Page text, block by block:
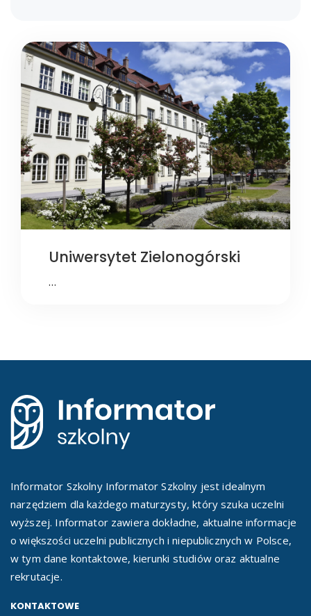
Uniwersytet Zielonogórski
…
Informator Szkolny Informator Szkolny jest idealnym
narzędziem dla każdego maturzysty, który szuka uczelni
wyższej. Informator zawiera dokładne, aktualne informacje
o większości uczelni publicznych i niepublicznych w Polsce,
w tym dane kontaktowe, kierunki studiów oraz aktualne
rekrutacje.
KONTAKTOWE